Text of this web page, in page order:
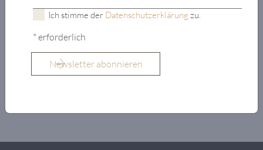
jedem Zimmer
Ich stimme der Datenschutzerklärung zu.
* erforderlich